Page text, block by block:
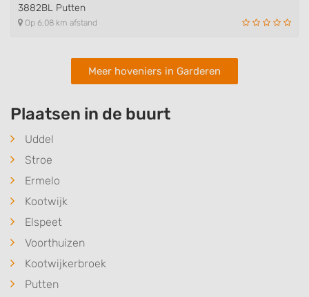
3882BL Putten
Op 6,08 km afstand
Meer hoveniers in Garderen
Plaatsen in de buurt
Uddel
Stroe
Ermelo
Kootwijk
Elspeet
Voorthuizen
Kootwijkerbroek
Putten